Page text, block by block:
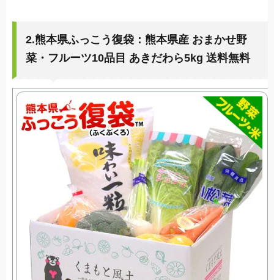
2.熊本県ふっこう復袋：熊本県産 おまかせ野
菜・フルーツ10品目 あきだわら5kg 送料無料